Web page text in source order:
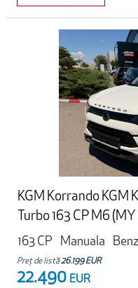
KGM Korrando KGM
Turbo 163 CP M6
163 CP
Manuala
Preț de listă26.199 EUR
22.490 EUR